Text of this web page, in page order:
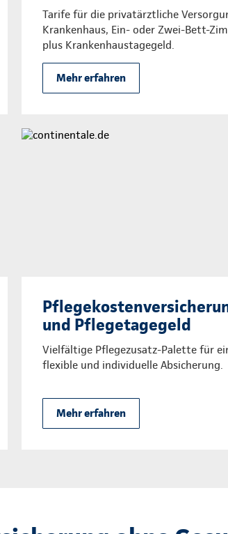
Tarife für die privatärztliche
Krankenhaus, Ein- oder Zwei-Bett-
plus Krankenhaustagegeld.
Mehr erfahren
und Pflegetagegeld
Vielfältige Pflegezusatz-Palette für
flexible und individuelle Absicherung.
Mehr erfahren